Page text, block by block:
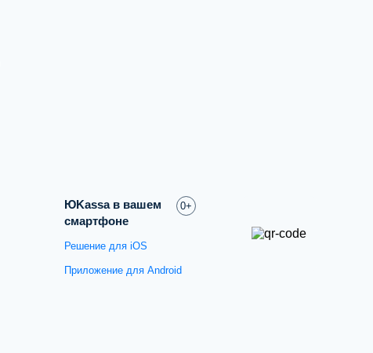
ЮKassa в вашем
смартфоне
0+
Решение для iOS
Приложение для Android